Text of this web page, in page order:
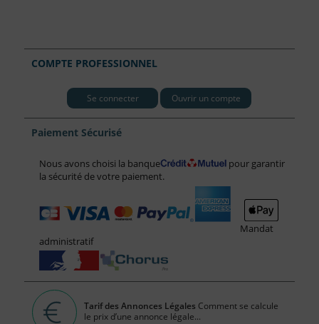
COMPTE PROFESSIONNEL
Se connecter Ouvrir un compte
Paiement Sécurisé
Nous avons choisi la banque
pour garantir
la sécurité de votre paiement.
Mandat
administratif
Tarif des Annonces Légales Comment se calcule
le prix d’une annonce légale...